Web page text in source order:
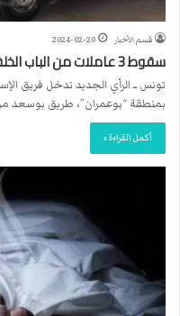
قسم الأخبار 2024-02-20
سقوط 3 عاملات من الباب الخلفي لسيارة معدّة لنقل العملة
تونس ــ الرأي الجديد تدخل فريق
بمنطقة “بوعمران”، طريق بوسعد
أكمل القراءة »